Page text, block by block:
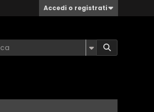
Accedi o registrati